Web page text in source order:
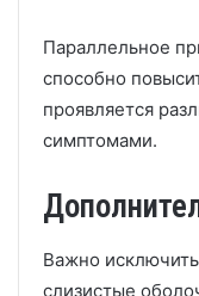
Параллельное
способно
проявляется
симптомами.
Важно
слизистые